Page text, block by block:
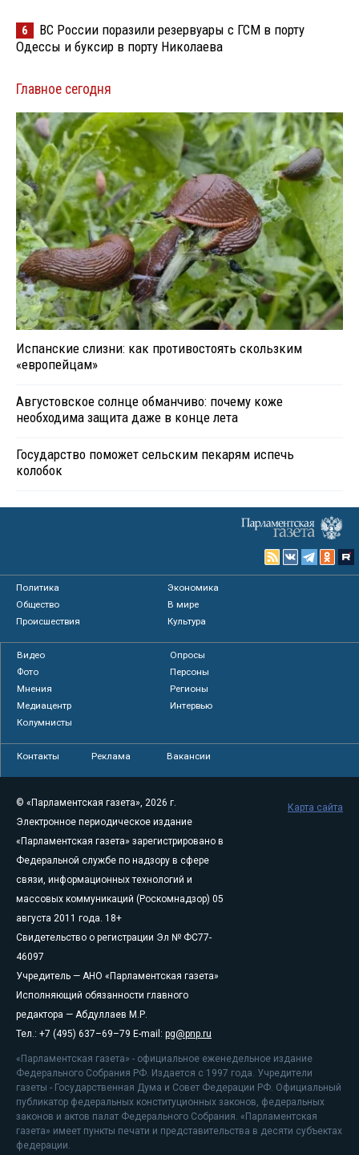
6
ВС России поразили резервуары с ГСМ в порту
Одессы и буксир в порту Николаева
Главное сегодня
Испанские слизни: как противостоять скользким
«европейцам»
Августовское солнце обманчиво: почему коже
необходима защита даже в конце лета
Государство поможет сельским пекарям испечь
колобок
Политика
Экономика
Общество
В мире
Происшествия
Культура
Видео
Опросы
Фото
Персоны
Мнения
Регионы
Медиацентр
Интервью
Колумнисты
Контакты Реклама Вакансии
© «Парламентская газета», 2026 г.
Электронное периодическое издание
«Парламентская газета» зарегистрировано в
Федеральной службе по надзору в сфере
связи, информационных технологий и
массовых коммуникаций (Роскомнадзор) 05
августа 2011 года. 18+
Свидетельство о регистрации Эл № ФС77-
46097
Учредитель — АНО «Парламентская газета»
Исполняющий обязанности главного
редактора — Абдуллаев М.Р.
Тел.: +7 (495) 637–69–79 E-mail: pg@pnp.ru
«Парламентская газета» - официальное еженедельное издание
Федерального Собрания РФ. Издается с 1997 года. Учредители
газеты - Государственная Дума и Совет Федерации РФ. Официальный
публикатор федеральных конституционных законов, федеральных
законов и актов палат Федерального Собрания. «Парламентская
газета» имеет пункты печати и представительства в десяти субъектах
федерации.
Карта сайта